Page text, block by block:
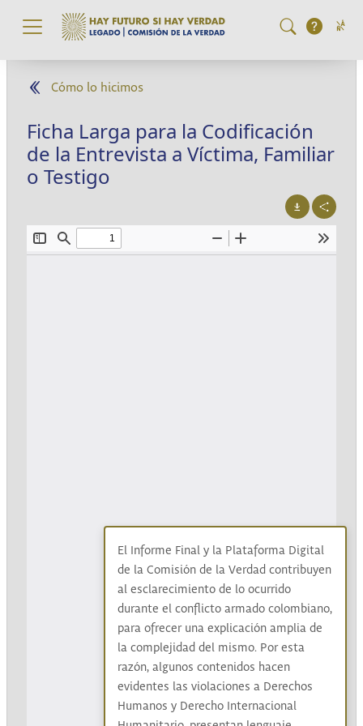
Pasar al contenido principal
Cómo lo hicimos
Ficha Larga para la Codificación
de la Entrevista a Víctima, Familiar
o Testigo
El Informe Final y la Plataforma Digital
de la Comisión de la Verdad contribuyen
al esclarecimiento de lo ocurrido
durante el conflicto armado colombiano,
para ofrecer una explicación amplia de
la complejidad del mismo. Por esta
razón, algunos contenidos hacen
evidentes las violaciones a Derechos
Humanos y Derecho Internacional